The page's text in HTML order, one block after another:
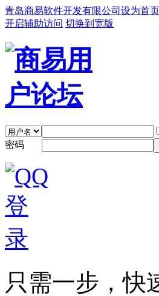
青岛商易软件开发有限公司 设为首页
开启辅助访问 切换到宽版
密码
只需一步，快